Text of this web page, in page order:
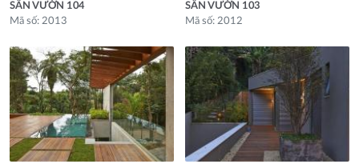
SÂN VƯỜN 104
Mã số: 2013
SÂN VƯỜN 103
Mã số: 2012